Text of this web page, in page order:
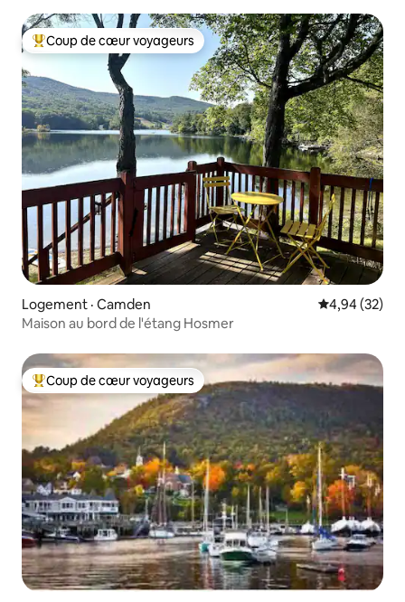
Coup de cœur voyageurs parmi les plus aimés
Coup de cœur voyageurs
Logement · Camden Note
4,94 (32)
Maison au bord de l'étang Hosmer
Coup de cœur voyageurs parmi les plus aimés
Coup de cœur voyageurs